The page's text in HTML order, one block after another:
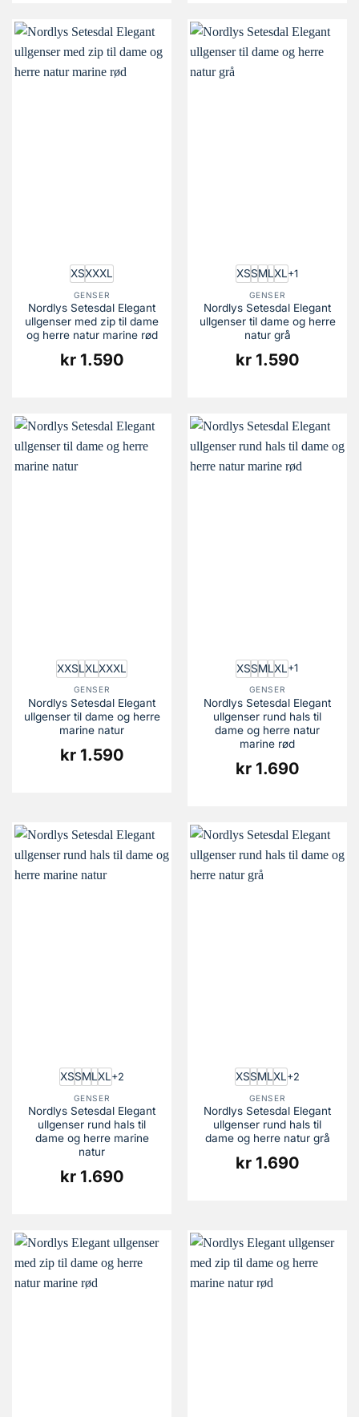
XSXXXL
GENSER
Nordlys Setesdal Elegant
ullgenser med zip til dame
og herre natur marine rød
kr 1.590
XSSMLXL+1
GENSER
Nordlys Setesdal Elegant
ullgenser til dame og herre
natur grå
kr 1.590
XXSLXLXXXL
GENSER
Nordlys Setesdal Elegant
ullgenser til dame og herre
marine natur
kr 1.590
XSSMLXL+1
GENSER
Nordlys Setesdal Elegant
ullgenser rund hals til
dame og herre natur
marine rød
kr 1.690
XSSMLXL+2
GENSER
Nordlys Setesdal Elegant
ullgenser rund hals til
dame og herre marine
natur
kr 1.690
XSSMLXL+2
GENSER
Nordlys Setesdal Elegant
ullgenser rund hals til
dame og herre natur grå
kr 1.690